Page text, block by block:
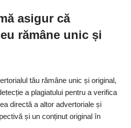
asigur că
rămâne unic și
tău rămâne unic și original,
a plagiatului pentru a verifica
directă a altor advertoriale și
și un conținut original în